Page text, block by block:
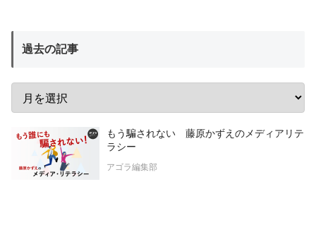
過去の記事
もう騙されない 藤原かずえのメディアリテ
ラシー
アゴラ編集部